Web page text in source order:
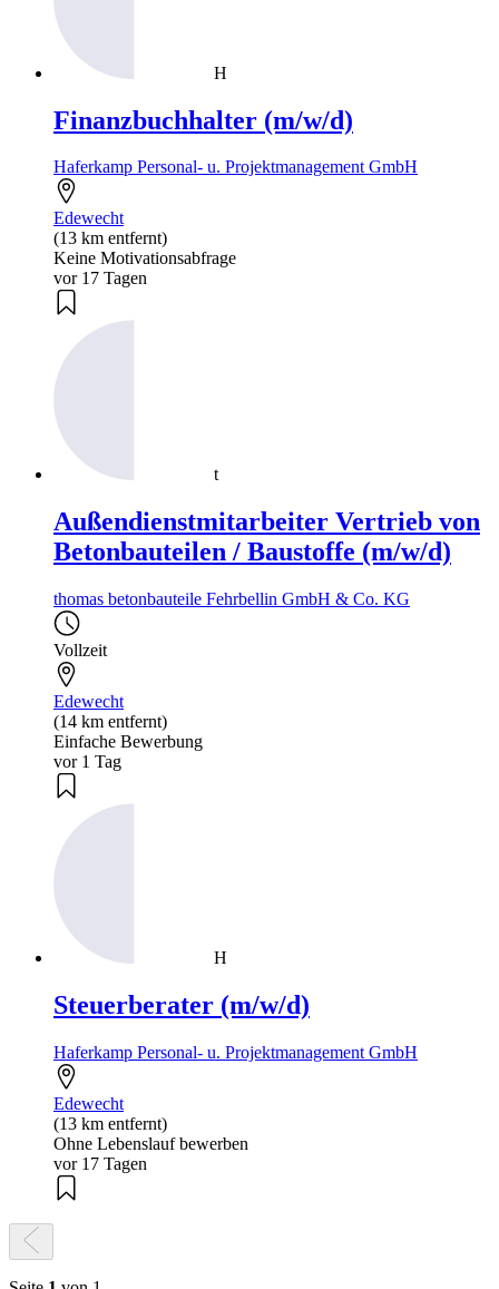
H
Finanzbuchhalter (m/w/d)
Haferkamp Personal- u. Projektmanagement GmbH
Edewecht
(13 km entfernt)
Keine Motivationsabfrage
vor 17 Tagen
t
Außendienstmitarbeiter Vertrieb von
Betonbauteilen / Baustoffe (m/w/d)
thomas betonbauteile Fehrbellin GmbH & Co. KG
Vollzeit
Edewecht
(14 km entfernt)
Einfache Bewerbung
vor 1 Tag
H
Steuerberater (m/w/d)
Haferkamp Personal- u. Projektmanagement GmbH
Edewecht
(13 km entfernt)
Ohne Lebenslauf bewerben
vor 17 Tagen